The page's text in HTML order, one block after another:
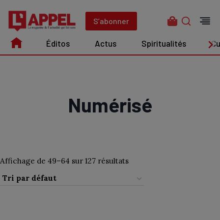
contenu
S’abonner
Édito Actus Spiritualités Culture
Éditos Actus Spiritualités
Numérisé
Affichage de 49–64 sur 127 résultats